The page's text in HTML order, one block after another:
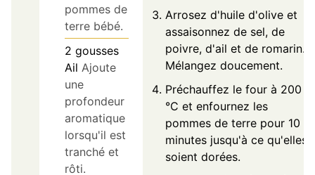
pommes de
terre bébé.
2 gousses
Ail Ajoute
une
profondeur
aromatique
lorsqu'il est
tranché et
rôti.
Arrosez d'huile d'olive et
assaisonnez de sel, de
poivre, d'ail et de romarin.
Mélangez doucement.
Préchauffez le four à 200
°C et enfournez les
pommes de terre pour 10
minutes jusqu'à ce qu'elles
soient dorées.